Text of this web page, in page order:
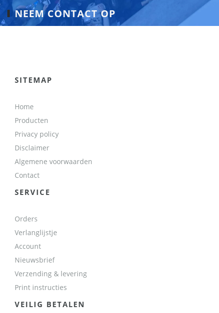
NEEM CONTACT OP
SITEMAP
Home
Producten
Privacy policy
Disclaimer
Algemene voorwaarden
Contact
SERVICE
Orders
Verlanglijstje
Account
Nieuwsbrief
Verzending & levering
Print instructies
VEILIG BETALEN